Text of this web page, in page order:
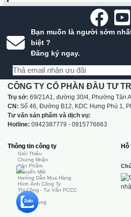
Bạn muốn là người sớm
biệt ?
Đăng ký ngay.
CÔNG TY CỔ PHẦN ĐẦU TƯ
Trụ sở: 69/21A1, đường 30/4, Phường Tân
CN: Số 46, Đường B12, KDC Hưng Phú 1,
Tư vấn sản phẩm và dịch vụ:
Hotline: 0942387779 - 0915776663
Thông tin công ty
Giới Thiệu
Chứng Nhận
Sản Phẩm
Khuyến Mãi
Hướng Dẫn Mua Hàng
Hình Ảnh Công Ty
Thi Công - Tư Vấn PCCC
Tin Tức
Tuyển Dụng
Liên Hệ